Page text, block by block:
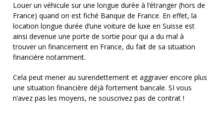
Louer un véhicule sur une longue durée à l’étranger (hors de
France) quand on est fiché Banque de France. En effet, la
location longue durée d’une voiture de luxe en Suisse est
ainsi devenue une porte de sortie pour qui a du mal à
trouver un financement en France, du fait de sa situation
financière notamment.
Cela peut mener au surendettement et aggraver encore plus
une situation financière déjà fortement bancale. SI vous
n’avez pas les moyens, ne souscrivez pas de contrat !